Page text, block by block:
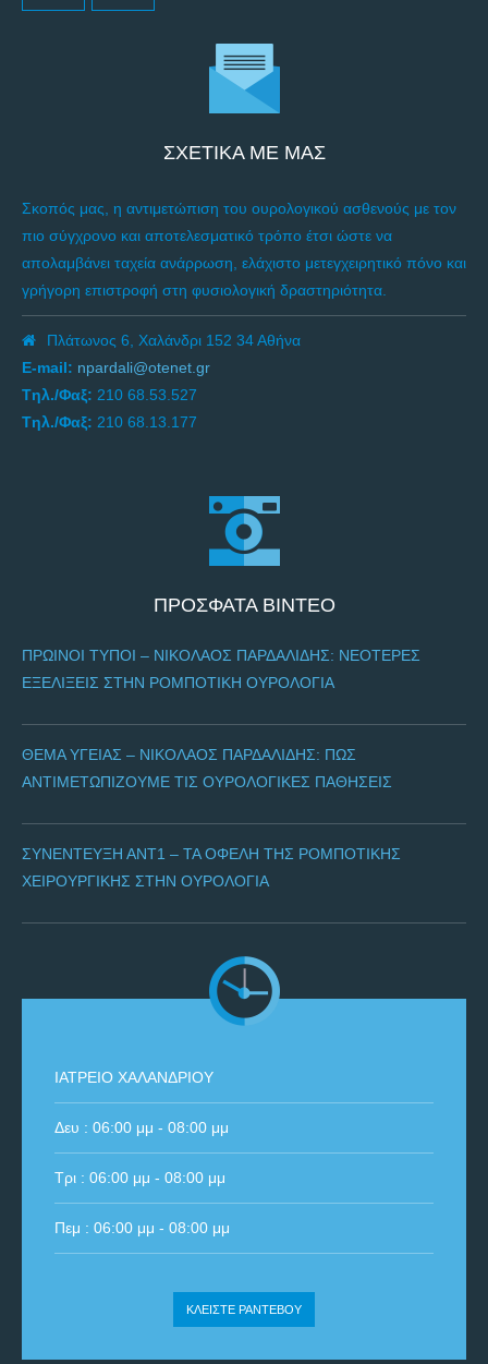
ΣΧΕΤΙΚΑ ΜΕ ΜΑΣ
Σκοπός μας, η αντιμετώπιση του ουρολογικού ασθενούς με τον
πιο σύγχρονο και αποτελεσματικό τρόπο έτσι ώστε να
απολαμβάνει ταχεία ανάρρωση, ελάχιστο μετεγχειρητικό πόνο και
γρήγορη επιστροφή στη φυσιολογική δραστηριότητα.
Πλάτωνος 6, Χαλάνδρι 152 34 Αθήνα
E-mail: npardali@otenet.gr
Tηλ./Φαξ: 210 68.53.527
Tηλ./Φαξ: 210 68.13.177
ΠΡΟΣΦΑΤΑ ΒΙΝΤΕΟ
ΠΡΩΙΝΟΙ ΤΥΠΟΙ – ΝΙΚΌΛΑΟΣ ΠΑΡΔΑΛΊΔΗΣ: NΕΌΤΕΡΕΣ
ΕΞΕΛΊΞΕΙΣ ΣΤΗΝ ΡΟΜΠΟΤΙΚΉ ΟΥΡΟΛΟΓΊΑ
ΘΈΜΑ ΥΓΕΊΑΣ – ΝΙΚΌΛΑΟΣ ΠΑΡΔΑΛΊΔΗΣ: ΠΩΣ
ΑΝΤΙΜΕΤΩΠΊΖΟΥΜΕ ΤΙΣ ΟΥΡΟΛΟΓΙΚΈΣ ΠΑΘΉΣΕΙΣ
ΣΥΝΈΝΤΕΥΞΗ ΑΝΤ1 – ΤΑ ΟΦΈΛΗ ΤΗΣ ΡΟΜΠΟΤΙΚΉΣ
ΧΕΙΡΟΥΡΓΙΚΉΣ ΣΤΗΝ ΟΥΡΟΛΟΓΊΑ
ΙΑΤΡΕΙΟ ΧΑΛΑΝΔΡΙΟΥ
Δευ : 06:00 μμ - 08:00 μμ
Τρι : 06:00 μμ - 08:00 μμ
Πεμ : 06:00 μμ - 08:00 μμ
ΚΛΕΊΣΤΕ ΡΑΝΤΕΒΟΎ